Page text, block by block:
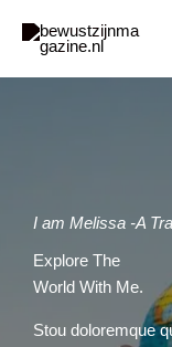
naar
I am Melissa -A
Explore The
World With Me.
Stou doloremque